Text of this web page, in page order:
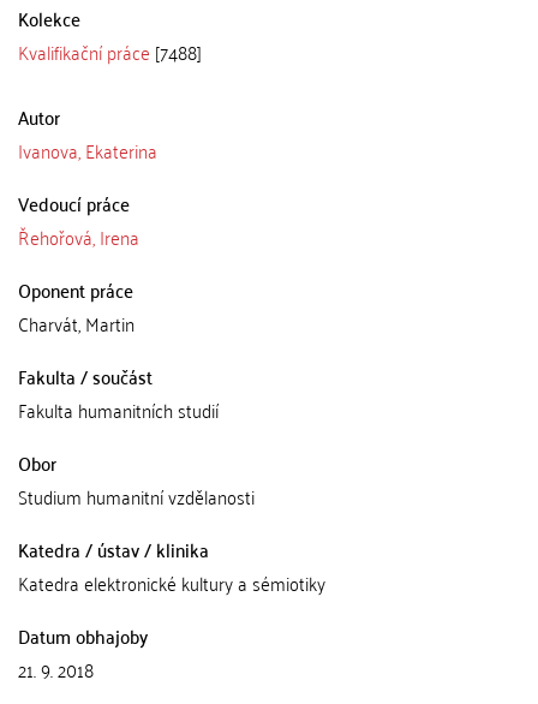
Kolekce
Kvalifikační práce [7488]
Autor
Ivanova, Ekaterina
Vedoucí práce
Řehořová, Irena
Oponent práce
Charvát, Martin
Fakulta / součást
Fakulta humanitních studií
Obor
Studium humanitní vzdělanosti
Katedra / ústav / klinika
Katedra elektronické kultury a sémiotiky
Datum obhajoby
21. 9. 2018